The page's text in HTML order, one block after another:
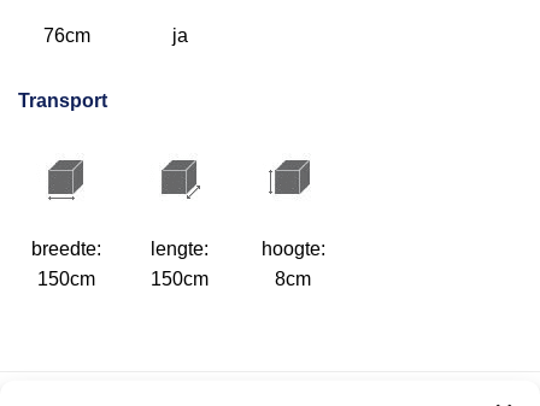
76cm ja
Transport
breedte:
150cm
lengte:
150cm
hoogte:
8cm